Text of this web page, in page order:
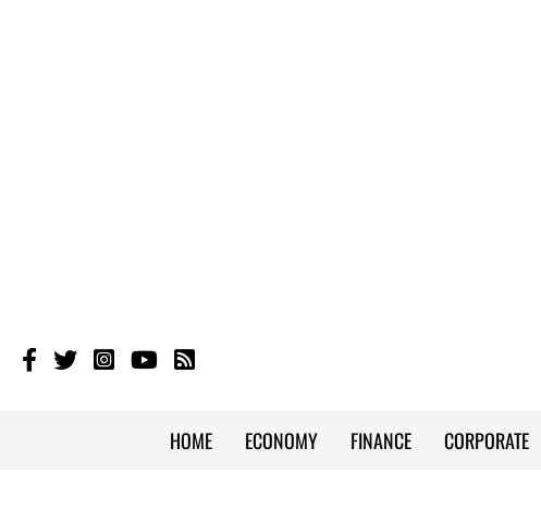
HOME ECONOMY FINANCE CORPORATE